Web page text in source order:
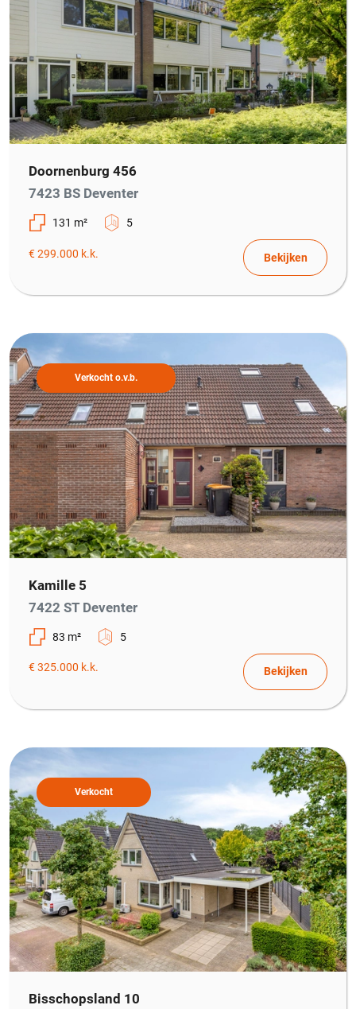
Doornenburg 456
7423 BS Deventer
131 m² 5
€ 299.000 k.k. Bekijken
Verkocht o.v.b.
Kamille 5
7422 ST Deventer
83 m² 5
€ 325.000 k.k. Bekijken
Verkocht
Bisschopsland 10